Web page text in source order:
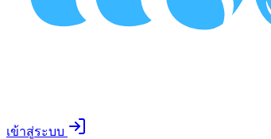
เข้าสู่ระบบ